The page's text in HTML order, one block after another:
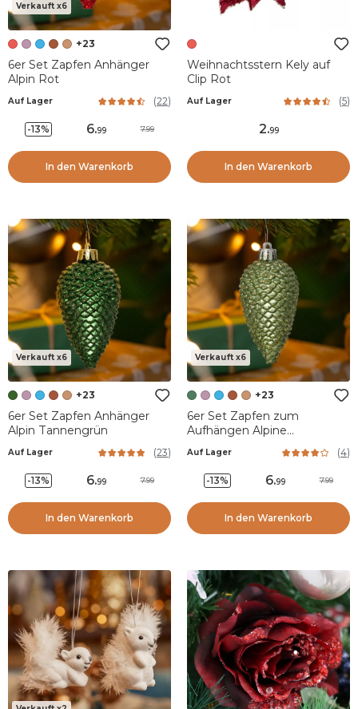
Verkauft x6
+23
6er Set Zapfen Anhänger
Alpin Rot
Auf Lager (22)
-13% 6.99 7.99
In den Warenkorb
Weihnachtsstern Kely auf
Clip Rot
Auf Lager (5)
2.99
In den Warenkorb
Verkauft x6
+23
6er Set Zapfen Anhänger
Alpin Tannengrün
Auf Lager (23)
-13% 6.99 7.99
In den Warenkorb
Verkauft x6
+23
6er Set Zapfen zum
Aufhängen Alpine
Auf Lager (4)
-13% 6.99 7.99
In den Warenkorb